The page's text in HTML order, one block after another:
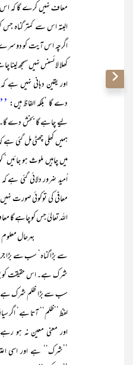
معاف نہیں کرے گا کہ
البتہ اس سے کمتر گناہ
اگرچہ اس آیت کو
کھلا لائسنس نہیں سمجھ لینا
اور یقین دہانی نہیں ہے
دے گا ‘بلکہ الفاظ ہیں:
لیے چاہے گا بخش دے گا۔
ہمیں کھلی چھٹی مل گئی
میں چاہیں ملوث ہو جائیں‘
اُمید ضرور دلائی گئی ہے
معافی کی توکوئی صورت
اللہ تعالیٰ جس کو چاہے گا
بہرحال معلوم
سے بڑا گناہ‘ سب سے بڑا
شرک ہے۔ اس حقیقت کو
سب سے بڑا ظلم شرک ہے۔
لفظ ’’ظلم‘‘ آتا ہے‘
اور معنی معین نہ ہو
’’شرک‘‘ ہے اور اسی